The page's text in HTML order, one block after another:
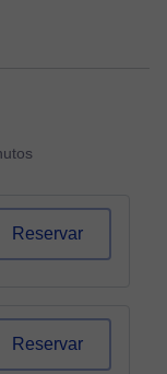
Reservar
Reservar